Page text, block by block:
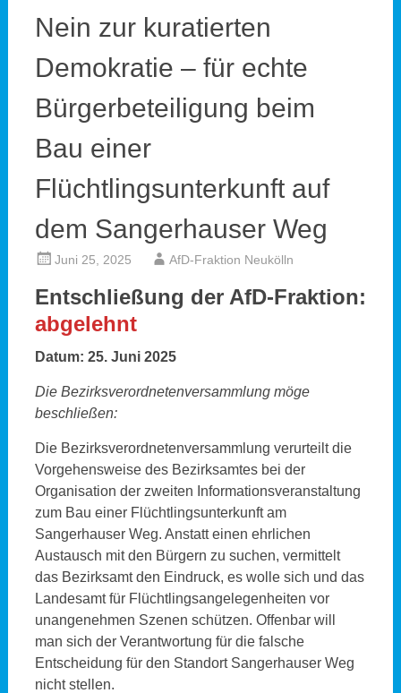
Nein zur kuratierten
Demokratie – für echte
Bürgerbeteiligung beim
Bau einer
Flüchtlingsunterkunft auf
dem Sangerhauser Weg
Juni 25, 2025 AfD-Fraktion Neukölln
Entschließung der AfD-Fraktion:
abgelehnt
Datum: 25. Juni 2025
Die Bezirksverordnetenversammlung möge
beschließen:
Die Bezirksverordnetenversammlung verurteilt die
Vorgehensweise des Bezirksamtes bei der
Organisation der zweiten Informationsveranstaltung
zum Bau einer Flüchtlingsunterkunft am
Sangerhauser Weg. Anstatt einen ehrlichen
Austausch mit den Bürgern zu suchen, vermittelt
das Bezirksamt den Eindruck, es wolle sich und das
Landesamt für Flüchtlingsangelegenheiten vor
unangenehmen Szenen schützen. Offenbar will
man sich der Verantwortung für die falsche
Entscheidung für den Standort Sangerhauser Weg
nicht stellen.